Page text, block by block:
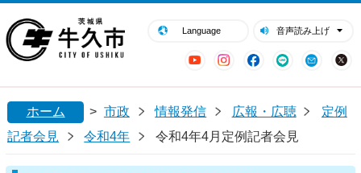
Language 音声読み上げ
YouTubeInstagram
Facebook
LINE Mail
閉じる
ホーム > 市政 情報発信 広報・広聴
定例
記者会見
令和4年 令和4年4月定例記者会見